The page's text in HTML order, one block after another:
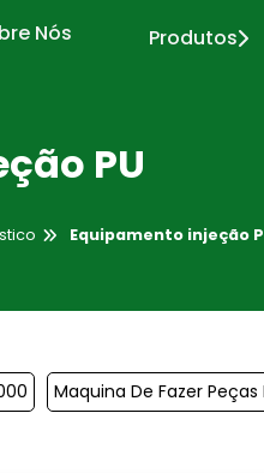
Nós Produtos
PU
Equipamento injeção
Maquina De Fazer Peças